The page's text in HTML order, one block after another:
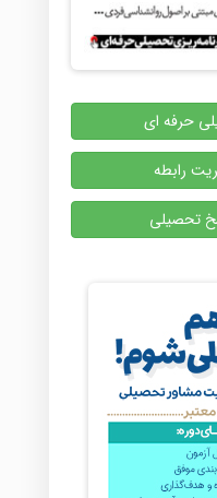
حرفه ای
رابطه
تحصیلی